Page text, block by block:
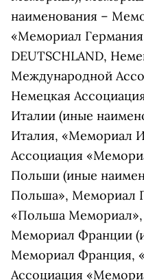
наименования –
«Мемориал
DEUTSCHLAND,
Международной
Немецкая
Италии (иные
Италия, «Мемориал
Ассоциация
Польши (иные
Польша», Мемориал
«Польша Мемориал»,
Мемориал Франции
Мемориал Франция,
Ассоциация